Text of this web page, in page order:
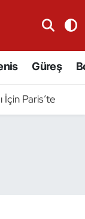
Güreş
Paris’te